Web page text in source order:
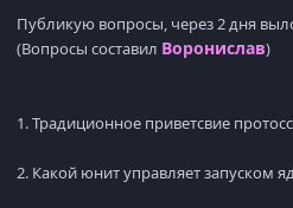
Публикую вопросы, через 2 дня
(Вопросы составил Воронислав)
1. Традиционное приветсвие
2. Какой юнит управляет запуском